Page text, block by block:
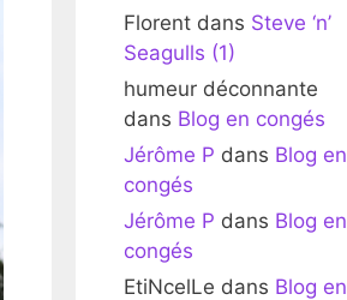
Florent dans Steve ‘n’
Seagulls (1)
humeur déconnante
dans Blog en congés
Jérôme P dans Blog en
congés
Jérôme P dans Blog en
congés
EtiNcelLe dans Blog en